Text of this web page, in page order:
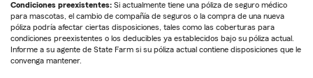
Condiciones preexistentes: Si actualmente tiene una póliza de seguro médico
para mascotas, el cambio de compañía de seguros o la compra de una nueva
póliza podría afectar ciertas disposiciones, tales como las coberturas para
condiciones preexistentes o los deducibles ya establecidos bajo su póliza actual.
Informe a su agente de State Farm si su póliza actual contiene disposiciones que le
convenga mantener.